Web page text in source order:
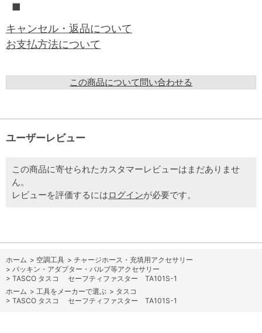
■
キャンセル・返品について
お支払方法について
この商品について問い合わせる
ユーザーレビュー
この商品に寄せられたカスタマーレビューはまだありませ
ん。
レビューを評価するにはログインが必要です。
ホーム > 空調工具 > チャージホース・充填用アクセサリー
> パッキン・アダプター・バルブ等アクセサリー
> TASCO タスコ セーフティファスター TA101S-1
ホーム > 工具をメーカーで選ぶ > タスコ
> TASCO タスコ セーフティファスター TA101S-1